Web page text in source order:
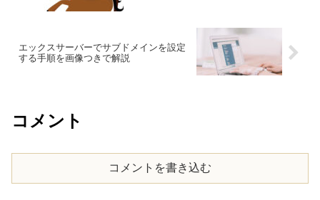
エックスサーバーでサブドメインを設定
する手順を画像つきで解説
コメント
コメントを書き込む